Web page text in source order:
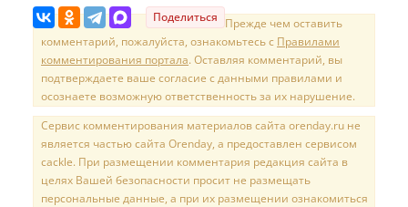
Поделиться Прежде чем оставить
комментарий, пожалуйста, ознакомьтесь с Правилами
комментирования портала. Оставляя комментарий, вы
подтверждаете ваше согласие с данными правилами и
осознаете возможную ответственность за их нарушение.
Сервис комментирования материалов сайта orenday.ru не
является частью сайта Orenday, а предоставлен сервисом
cackle. При размещении комментария редакция сайта в
целях Вашей безопасности просит не размещать
персональные данные, а при их размещении ознакомиться